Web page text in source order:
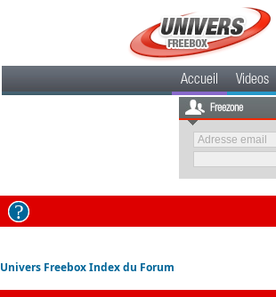
Accueil Videos
Freezone
Univers Freebox Index du Forum